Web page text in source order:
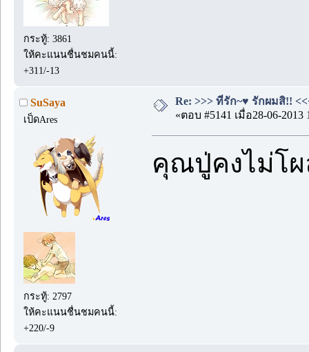
กระทู้: 3861
ให้คะแนนชื่นชมคนนี้:
+311/-13
SuSaya
เป็ดAres
กระทู้: 2797
ให้คะแนนชื่นชมคนนี้:
+220/-9
Re: >>> ที่รัก~♥ รักผมสิ!!
«ตอบ #5141 เมื่อ28-06-2013
คุณปู่คงไม่โ